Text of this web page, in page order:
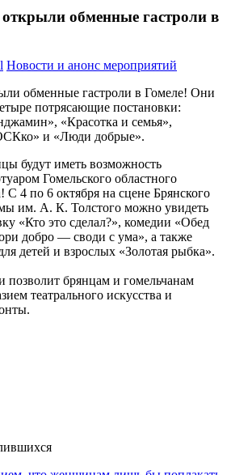
обменные гастроли в
Новости и анонс мероприятий
обменные гастроли в Гомеле! Они
потрясающие постановки:
«Красотка и семья»,
и «Люди добрые».
будут иметь возможность
Гомельского областного
С 4 по 6 октября на сцене Брянского
им. А. К. Толстого можно увидеть
«Кто это сделал?», комедии «Обед
добро — своди с ума», а также
детей и взрослых «Золотая рыбка».
позволит брянцам и гомельчанам
театрального искусства и